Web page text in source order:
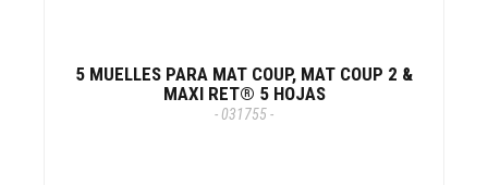
5 MUELLES PARA MAT COUP, MAT COUP 2 &
MAXI RET® 5 HOJAS
- 031755 -